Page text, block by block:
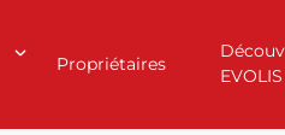
Propriétaires
EVOLIS